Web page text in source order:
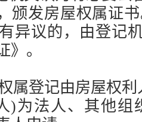
颁发房屋权属证
异议的，由登记
》。
属登记由房屋权
)为法人、其他组